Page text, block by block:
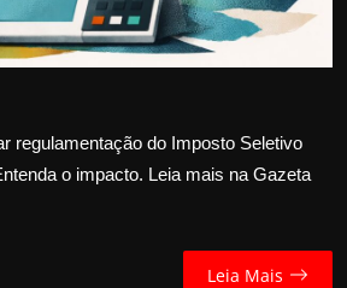
regulamentação do Imposto Seletivo
o impacto. Leia mais na Gazeta
Leia Mais